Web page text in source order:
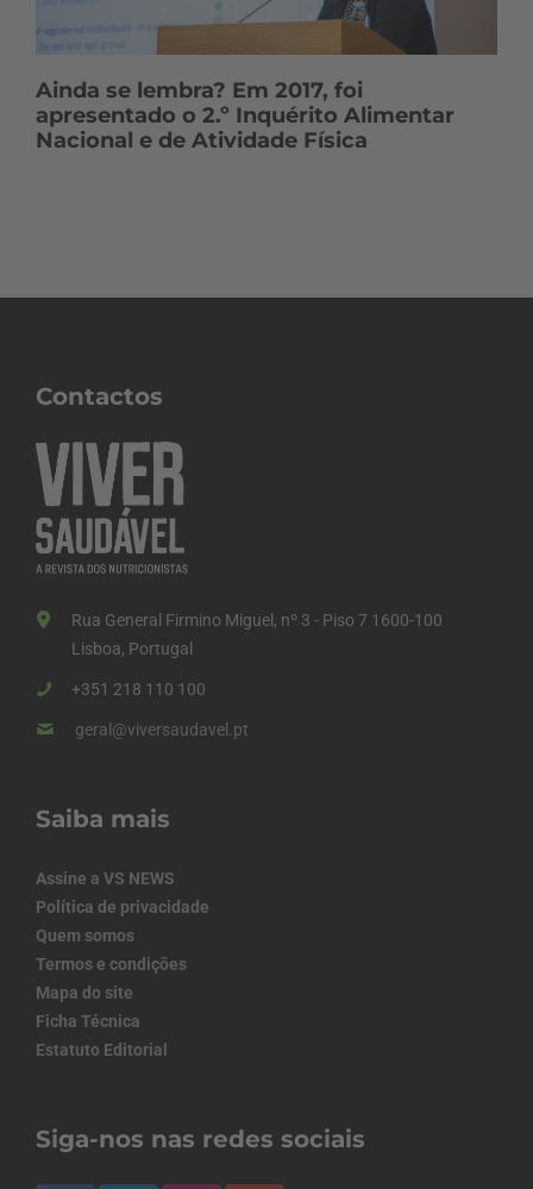
Ainda se lembra? Em 2017, foi
apresentado o 2.º Inquérito Alimentar
Nacional e de Atividade Física
Contactos
Rua General Firmino Miguel, nº 3 - Piso 7 1600-100
Lisboa, Portugal
+351 218 110 100
geral@viversaudavel.pt
Saiba mais
Assine a VS NEWS
Política de privacidade
Quem somos
Termos e condições
Mapa do site
Ficha Técnica
Estatuto Editorial
Siga-nos nas redes sociais